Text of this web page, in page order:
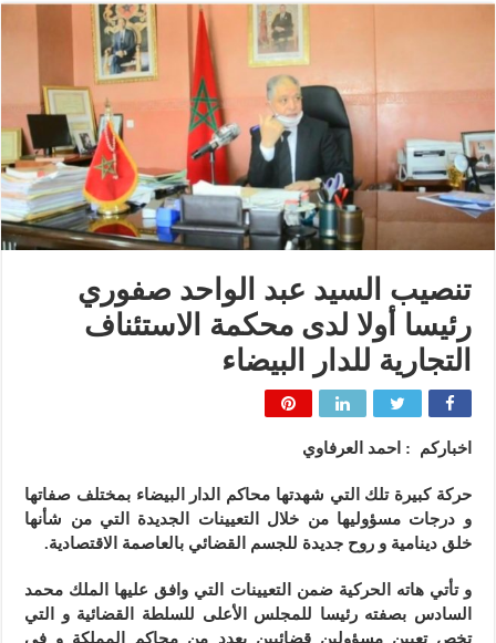
تنصيب السيد عبد الواحد صفوري
رئيسا أولا لدى محكمة الاستئناف
التجارية للدار البيضاء
اخباركم : احمد العرفاوي
حركة كبيرة تلك التي شهدتها محاكم الدار البيضاء بمختلف صفاتها
و درجات مسؤوليها من خلال التعيينات الجديدة التي من شأنها
خلق دينامية و روح جديدة للجسم القضائي بالعاصمة الاقتصادية.
و تأتي هاته الحركية ضمن التعيينات التي وافق عليها الملك محمد
السادس بصفته رئيسا للمجلس الأعلى للسلطة القضائية و التي
تخص تعيين مسؤولين قضائيين بعدد من محاكم المملكة و في